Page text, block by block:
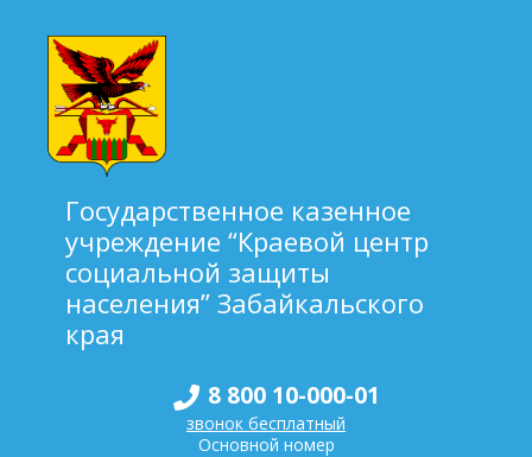
Государственное казенное
учреждение “Краевой центр
социальной защиты
населения” Забайкальского
края
8 800 10-000-01
звонок бесплатный
Основной номер